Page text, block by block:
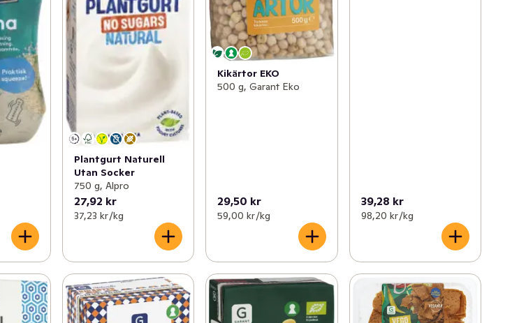
Plantgurt Naturell
Utan Socker
750 g, Alpro
27,92 kr
37,23 kr /kg
Kikärtor EKO
500 g, Garant Eko
29,50 kr
59,00 kr /kg
39,28 kr
98,20 kr /kg